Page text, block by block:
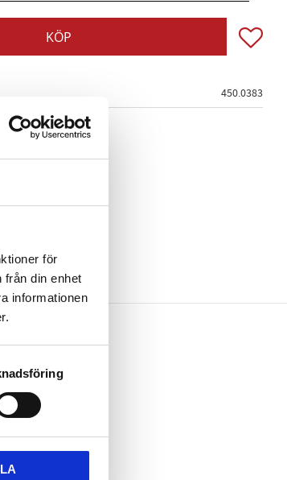
för
från din enhet
informationen
KÖP Lägg
450.0383